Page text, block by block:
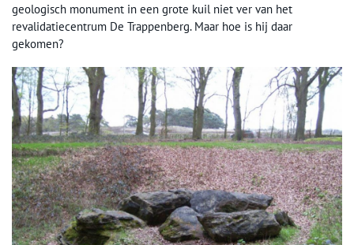
geologisch monument in een grote kuil niet ver van het
revalidatiecentrum De Trappenberg. Maar hoe is hij daar
gekomen?